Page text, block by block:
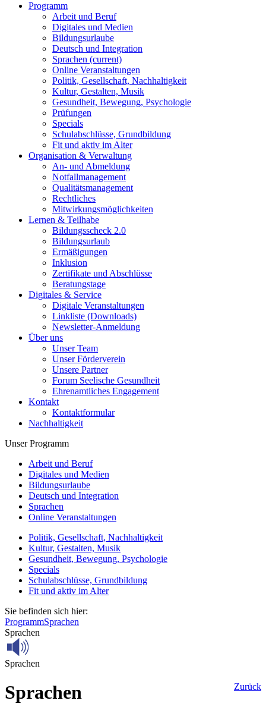
Programm
Arbeit und Beruf
Digitales und Medien
Bildungsurlaube
Deutsch und Integration
Sprachen (current)
Online Veranstaltungen
Politik, Gesellschaft, Nachhaltigkeit
Kultur, Gestalten, Musik
Gesundheit, Bewegung, Psychologie
Prüfungen
Specials
Schulabschlüsse, Grundbildung
Fit und aktiv im Alter
Organisation & Verwaltung
An- und Abmeldung
Notfallmanagement
Qualitätsmanagement
Rechtliches
Mitwirkungsmöglichkeiten
Lernen & Teilhabe
Bildungsscheck 2.0
Bildungsurlaub
Ermäßigungen
Inklusion
Zertifikate und Abschlüsse
Beratungstage
Digitales & Service
Digitale Veranstaltungen
Linkliste (Downloads)
Newsletter-Anmeldung
Über uns
Unser Team
Unser Förderverein
Unsere Partner
Forum Seelische Gesundheit
Ehrenamtliches Engagement
Kontakt
Kontaktformular
Nachhaltigkeit
Unser Programm
Arbeit und Beruf
Digitales und Medien
Bildungsurlaube
Deutsch und Integration
Sprachen
Online Veranstaltungen
Politik, Gesellschaft, Nachhaltigkeit
Kultur, Gestalten, Musik
Gesundheit, Bewegung, Psychologie
Specials
Schulabschlüsse, Grundbildung
Fit und aktiv im Alter
Sie befinden sich hier:
ProgrammSprachen
Sprachen
Sprachen
Zurück
Sprachen